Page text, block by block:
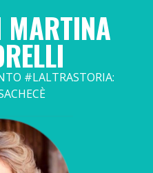
#LALTRASTORIA: